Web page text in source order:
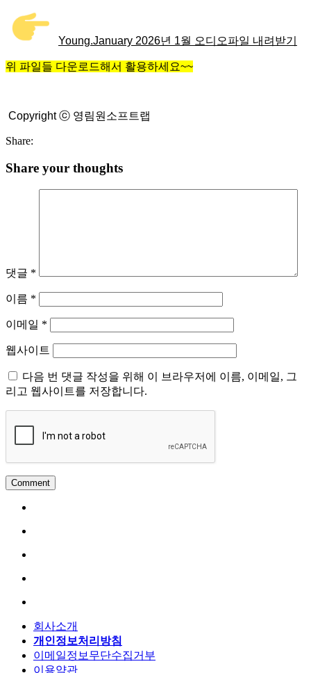
Young.January 2026년 1월 오디오파일 내려받기
위 파일들 다운로드해서 활용하세요~~
Copyright ⓒ 영림원소프트랩
Share:
Share your thoughts
댓글 *
이름 *
이메일 *
웹사이트
다음 번 댓글 작성을 위해 이 브라우저에 이름, 이메일, 그
리고 웹사이트를 저장합니다.
회사소개
개인정보처리방침
이메일정보무단수집거부
이용약관